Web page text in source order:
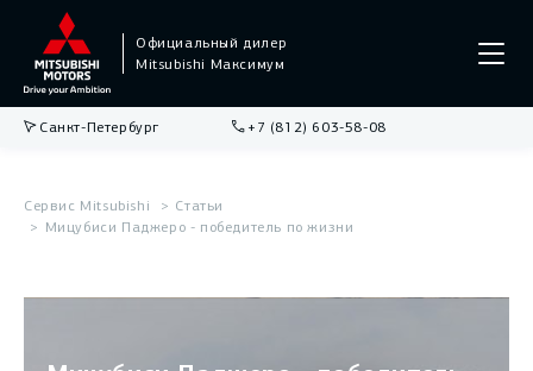
Официальный дилер
Mitsubishi Максимум
Санкт-Петербург +7 (812) 603-58-08
Сервис Mitsubishi
Статьи
Мицубиси Паджеро - победитель по жизни